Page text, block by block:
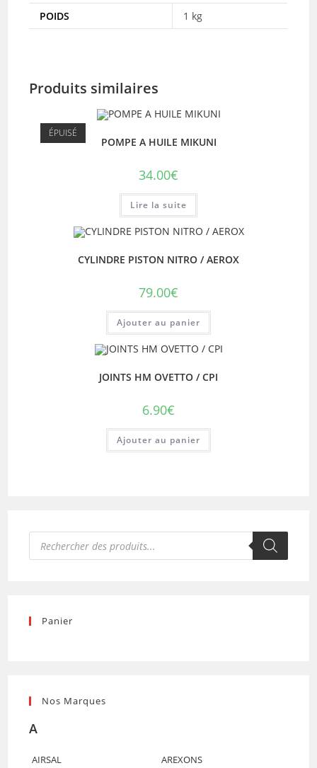
POIDS 1 kg
Produits similaires
ÉPUISÉ
POMPE A HUILE MIKUNI
34.00€
Lire la suite
CYLINDRE PISTON NITRO / AEROX
79.00€
Ajouter au panier
JOINTS HM OVETTO / CPI
6.90€
Ajouter au panier
Recherche
produits
Panier
Nos Marques
A
AIRSAL AREXONS